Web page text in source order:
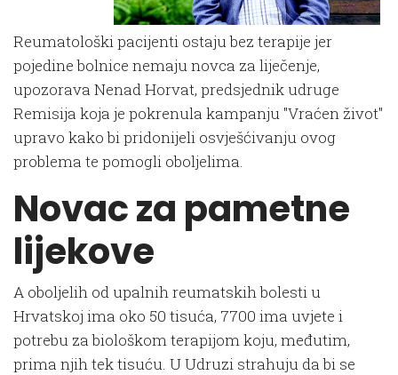
Reumatološki pacijenti ostaju bez terapije jer
pojedine bolnice nemaju novca za liječenje,
upozorava Nenad Horvat, predsjednik udruge
Remisija koja je pokrenula kampanju "Vraćen život"
upravo kako bi pridonijeli osvješćivanju ovog
problema te pomogli oboljelima.
Novac za pametne
lijekove
A oboljelih od upalnih reumatskih bolesti u
Hrvatskoj ima oko 50 tisuća, 7700 ima uvjete i
potrebu za biološkom terapijom koju, međutim,
prima njih tek tisuću. U Udruzi strahuju da bi se